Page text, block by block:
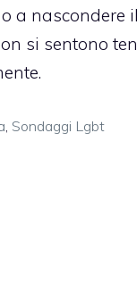
a nascondere
si sentono
Sondaggi Lgbt